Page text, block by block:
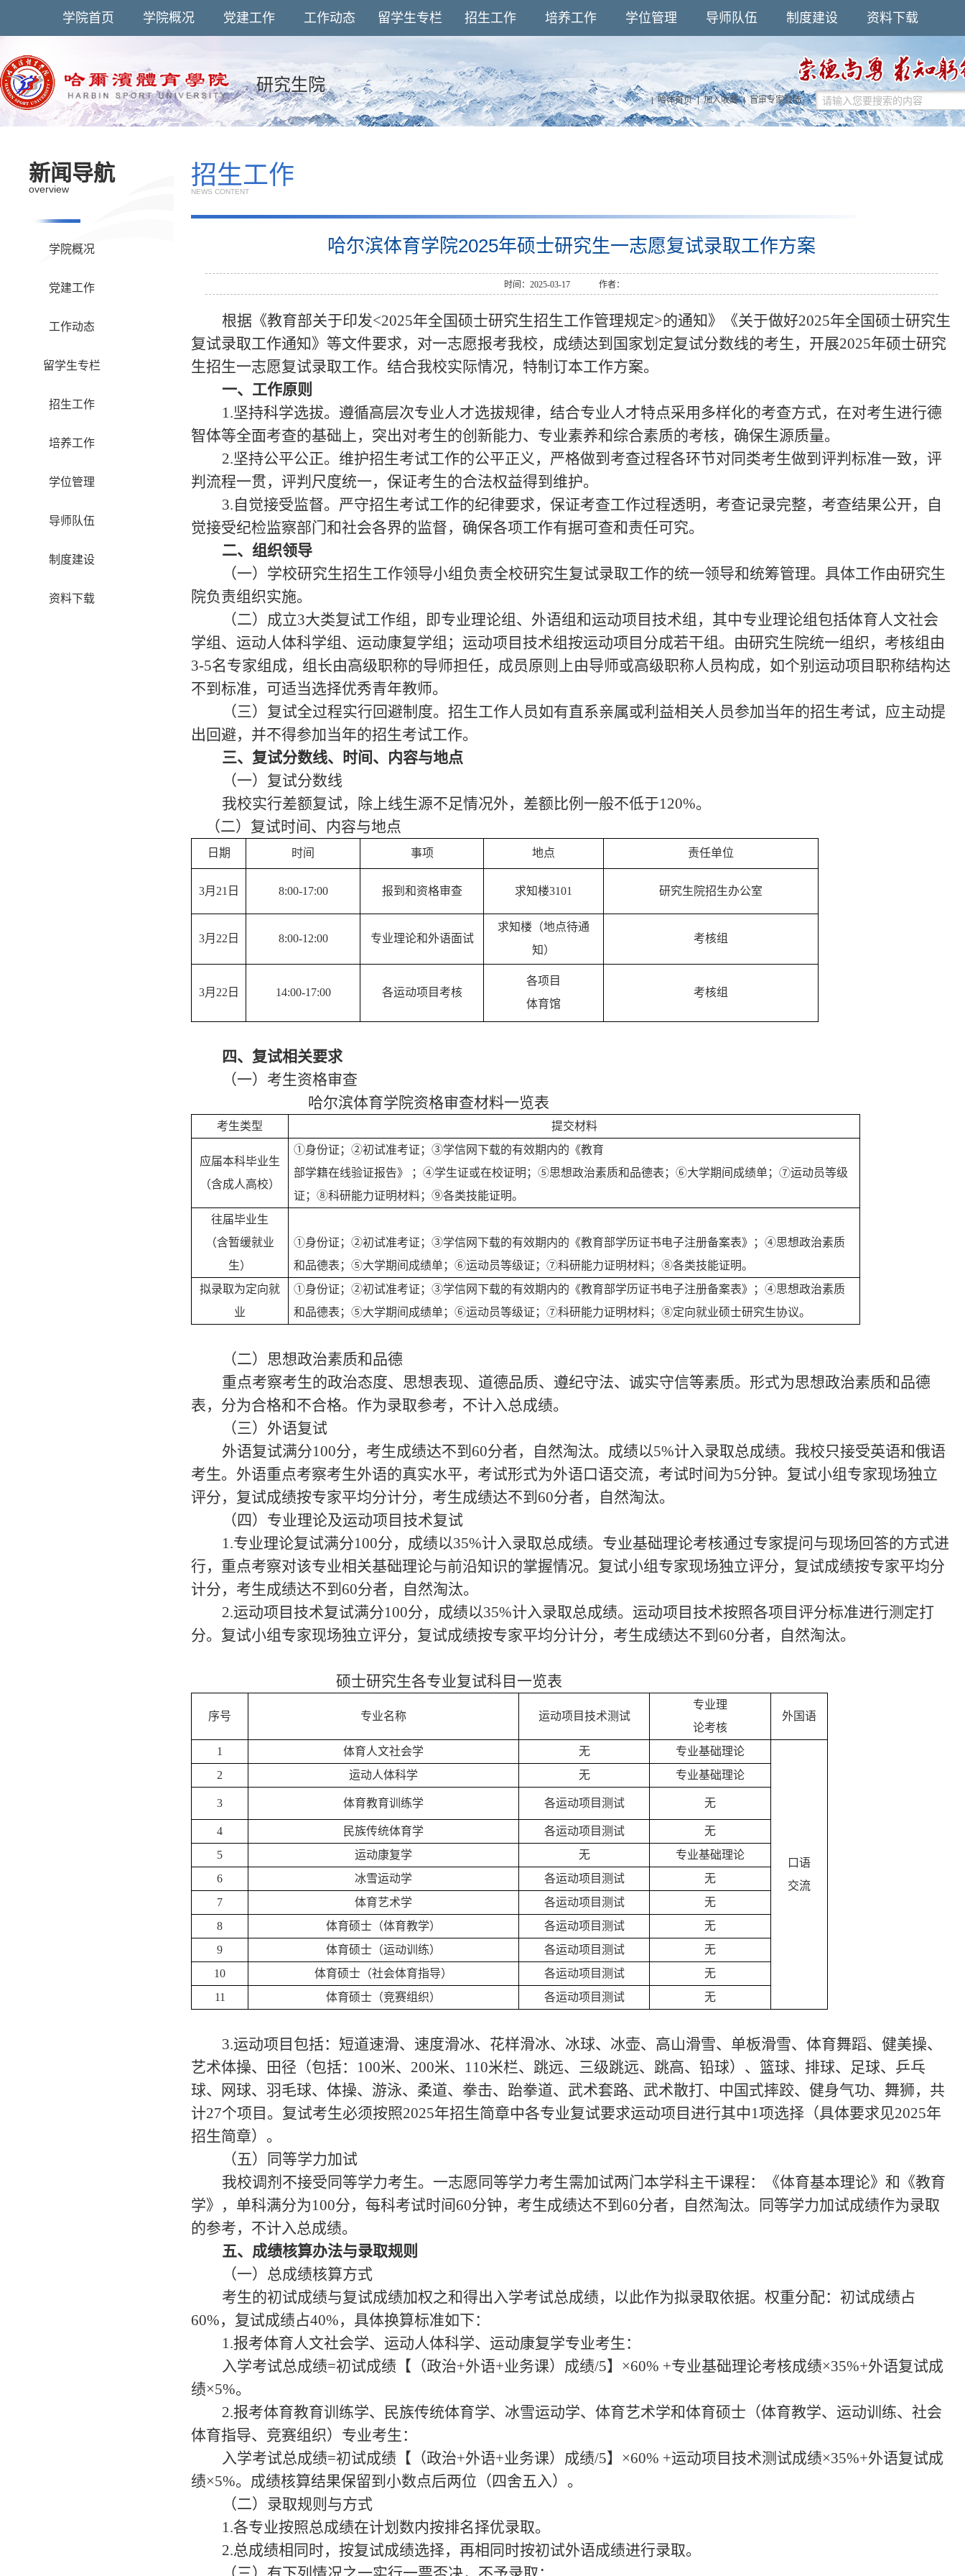
学院首页 学院概况 党建工作 工作动态 留学生专栏 招生工作 培养工作 学位管理 导师队伍 制度建设 资料下载
研究生院
哈体首页 加入收藏 盲审专家登陆
新闻导航
overview
学院概况
党建工作
工作动态
留学生专栏
招生工作
培养工作
学位管理
导师队伍
制度建设
资料下载
招生工作
NEWS CONTENT
哈尔滨体育学院2025年硕士研究生一志愿复试录取工作方案
时间：2025-03-17 作者：
根据《教育部关于印发<2025年全国硕士研究生招生工作管理规定>的通知》 《关于做好2025年全国硕士研究生
复试录取工作通知》等文件要求，对一志愿报考我校，成绩达到国家划定复试分数线的考生，开展2025年硕士研究
生招生一志愿复试录取工作。 结合我校实际情况，特制订本工作方案。
一、工作原则
1.坚持科学选拔。遵循高层次专业人才选拔规律，结合专业人才特点采用多样化的考查方式，在对考生进行德
智体等全面考查的基础上，突出对考生的创新能力、专业素养和综合素质的考核，确保生源质量。
2.坚持公平公正。维护招生考试工作的公平正义，严格做到考查过程各环节对同类考生做到评判标准一致，评
判流程一贯，评判尺度统一，保证考生的合法权益得到维护。
3.自觉接受监督。严守招生考试工作的纪律要求，保证考查工作过程透明，考查记录完整，考查结果公开，自
觉接受纪检监察部门和社会各界的监督，确保各项工作有据可查和责任可究。
二、组织领导
（一）学校研究生招生工作领导小组负责全校研究生复试录取工作的统一领导和统筹管理。具体工作由研究生
院负责组织实施。
（二）成立3大类复试工作组，即专业理论组、外语组和运动项目技术组，其中专业理论组包括体育人文社会
学组、运动人体科学组 、 运动康复学组 ； 运动项目技术组按运动项目分成若干组。由研究生院统一组织， 考核组由
3-5名专家组成， 组长由高级职称的导师担任， 成员原则上由导师或高级职称人员构成，如个别运动项目职称结构达
不到标准，可适当选择优秀青年教师。
（三）复试全过程实行回避制度。招生工作人员如有直系亲属或利益相关人员参加当年的招生考试，应主动提
出回避，并不得参加当年的招生考试工作。
三、复试分数线、时间、内容与地点
（一）复试分数线
我校实行差额复试，除上线生源不足情况外，差额比例一般不低于120%。
（二）复试时间、内容与地点
日期 时间 事项 地点 责任单位
3月21日 8:00-17:00 报到和资格审查 求知楼3101 研究生院招生办公室
3月 22 日 8:00-12:00 专业理论和外语面试
求知楼（地点待通
知）
考核组
3月 22 日 14:00-17:00 各运动项目考核
各项目
体育馆
考核组
四、复试相关要求
（一）考生资格审查
哈尔滨体育学院资格审查材料一览表
考生类型 提交材料
应届本科毕业生
（含成人高校）
①身份证；②初试准考证；③学信网下载的有效期内的《教育
部学籍在线验证报告》
； ④学生证或在校证明；⑤思想政治素质和品德表；⑥大学期间成绩单；⑦运动员等级
证；⑧科研能力证明材料；⑨各类技能证明。
往届毕业生
（含暂缓就业
生）
①身份证；②初试准考证；③学信网下载的有效期内的《教育部学历证书电子注册备案表》；④思想政治素质
和品德表；⑤大学期间成绩单；⑥运动员等级证；⑦科研能力证明材料；⑧各类技能证明。
拟录取为定向就
业
①身份证；②初试准考证；③学信网下载的有效期内的《教育部学历证书电子注册备案表》；④思想政治素质
和品德表；⑤大学期间成绩单；⑥运动员等级证；⑦科研能力证明材料；⑧定向就业硕士研究生协议。
（二）思想政治素质和品德
重点考察考生的政治态度、思想表现、道德品质、遵纪守法、诚实守信等素质。形式为思想政治素质和品德
表，分为合格和不合格。作为录取参考，不计入总成绩。
（三）外语复试
外语复试满分100分，考生成绩达不到60分者，自然淘汰。成绩以5%计入录取总成绩。 我校只接受英语和俄语
考生。 外语重点考察考生外语的真实水平，考试形式为外语口语交流，考试时间为5分钟。复试小组专家现场独立
评分，复试成绩按专家平均分计分， 考生成绩达不到 60分者，自然淘汰。
（四）专业理论及运动项目技术复试
1.专业理论复试满分100分，成绩以35%计入录取总成绩。专业基础理论考核通过专家提问与现场回答的方式进
行，重点考察对该专业相关基础理论与前沿知识的掌握情况。复试小组专家现场独立评分，复试成绩按专家平均分
计分， 考生成绩达不到 60分者，自然淘汰。
2.运动项目技术复试满分100分， 成绩以35%计入录取总成绩。 运动项目技术按照各项目评分标准进行测定打
分。 复试小组专家现场独立评分，复试成绩按专家平均分计分， 考生成绩达不到 60分者，自然淘汰。
硕士研究生各专业复试科目一览表
序号 专业名称 运动项目技术测试
专业理
论考核
外国语
1 体育人文社会学 无 专业基础理论
口语
交流
2 运动人体科学 无 专业基础理论
3 体育教育训练学 各运动项目测试 无
4 民族传统体育学 各运动项目测试
无
5
运动康复学 无
专业基础理论
6
冰雪运动学 各运动项目测试
无
7
体育艺术学 各运动项目测试
无
8
体育硕士（体育教学） 各运动项目测试
无
9
体育硕士（运动训练） 各运动项目测试
无
10
体育硕士（社会体育指导） 各运动项目测试
无
11
体育硕士（竞赛组织） 各运动项目测试 无
3.运动项目 包括：短道速滑、速度滑冰、花样滑冰、冰球、冰壶、高山滑雪、单板滑雪、体育舞蹈、健美操、
艺术体操、田径 （包括： 100米、200米、110米栏、跳远、三级跳远、跳高、铅球） 、篮球、排球、足球、乒乓
球、网球、羽毛球、体操、游泳、柔道、拳击、跆拳道、武术套路、武术散打、中国式摔跤、健身气功、舞狮， 共
计27个项目。复试考生必须按照2025年招生简章中各专业复试要求运动项目进行其中1项选择（具体要求见2025年
招生简章）。
（五）同等学力加试
我校调剂不接受同等学力考生。一志愿同等学力考生需加试两门本学科主干课程：《体育基本理论》和《教育
学》，单科满分为100分， 每科考试时间60分钟，考生成绩达不到60分者，自然淘汰。同等学力加试成绩作为录取
的参考，不计入总成绩。
五、成绩核算办法与录取规则
（一）总成绩核算方式
考生的初试成绩与复试成绩加权之和得出入学考试总成绩，以此作为拟录取依据。权重分配：初试成绩占
60%，复试成绩占40%，具体换算标准如下：
1.报考体育人文社会学、运动人体科学、运动康复学专业考生：
入学考试总成绩=初试成绩【（政治+外语+业务课）成绩/5】×60% +专业基础理论考核成绩×35%+外语复试成
绩×5%。
2.报考体育教育训练学、民族传统体育学、冰雪运动学、体育艺术学和体育硕士（体育教学、运动训练、社会
体育指导、竞赛组织）专业考生：
入学考试总成绩=初试成绩【（政治+外语+业务课）成绩/5】×60% +运动项目技术测试成绩×35%+外语复试成
绩×5%。 成绩核算结果保留到小数点后两位（四舍五入）。
（二）录取规则与方式
1.各专业按照总成绩在计划数内按排名择优录取。
2.总成绩相同时，按复试成绩选择，再相同时按初试外语成绩进行录取。